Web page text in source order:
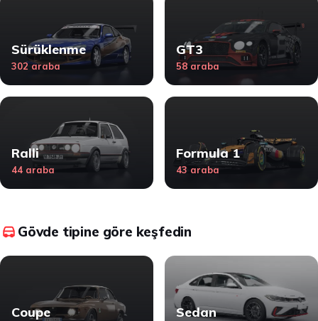
Sürüklenme
302 araba
GT3
58 araba
Ralli
44 araba
Formula 1
43 araba
Gövde tipine göre keşfedin
Coupe Sedan